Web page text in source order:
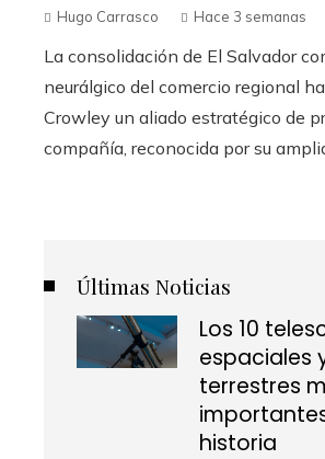
Hugo Carrasco Hace 3 semanas
La consolidación de El Salvador
neurálgico del comercio regional
Crowley un aliado estratégico de
compañía, reconocida por su
Últimas Noticias
Los 10
espaciales
terrestres
historia